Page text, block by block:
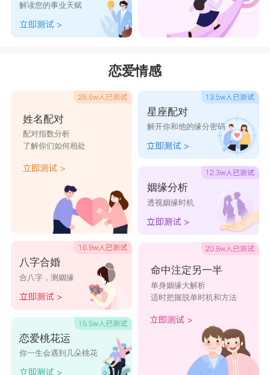
情，对你特别好，要么忽冷忽热，对你时不时表现
出冷漠的状态，如果是后者这种情况，那么很明显
他与你恋爱前后的表现。
：对你爱搭不理的
天蝎男的爱很极端，要么轰轰烈烈，天翻地
覆，要么快刀斩乱麻，一句话也不想和你说。天蝎
男一旦不爱了，就会不想理你，会好像完全变了一
个人似的，对他捉摸不透，因为天蝎男有时会在心
里很矛盾，觉得不理对方是不对的，在还没分手前
还会偶尔主动找你说些话，但是次数会越来越少。
：对你态度很平淡
射手男并不是一个特别专情的男人。当两个人
的激情与热度逐渐消退了，射手男自然就不在在乎
你了。射手男很喜欢挑战新鲜的东西，包括爱情也
是如此，越刺激对他们来说越有感觉。当他们在你
身上找不到值得探索的地方时，他们就不会把你看
得很重要了。
解读您的事业天赋
恋爱情感
姓名配对
配对指数分析
了解你们如何相处
八字合婚
合八字，测姻缘
恋爱桃花运
你一生会遇到几朵桃花
星座配对
解开你和他的缘分密码
姻缘分析
透视姻缘时机
命中注定另一半
单身姻缘大解析
适时把握脱单时机和方法